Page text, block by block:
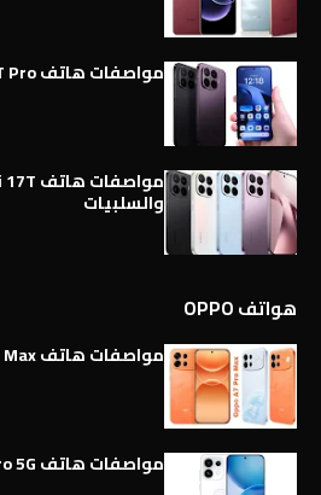
مواصفات هاتف Xiaomi 17T Pro كاملة
والسلبيات
هواتف OPPO
مواصفات هاتف Oppo A7 Pro Max كاملة
مواصفات هاتف Oppo Reno 16 Pro 5G كاملة